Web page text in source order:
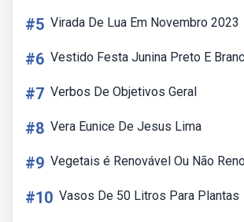
#5 Virada De Lua Em Novembro 2023
#6 Vestido Festa Junina Preto E
#7 Verbos De Objetivos Geral
#8 Vera Eunice De Jesus Lima
#9 Vegetais é Renovável Ou Não
#10 Vasos De 50 Litros Para Plantas